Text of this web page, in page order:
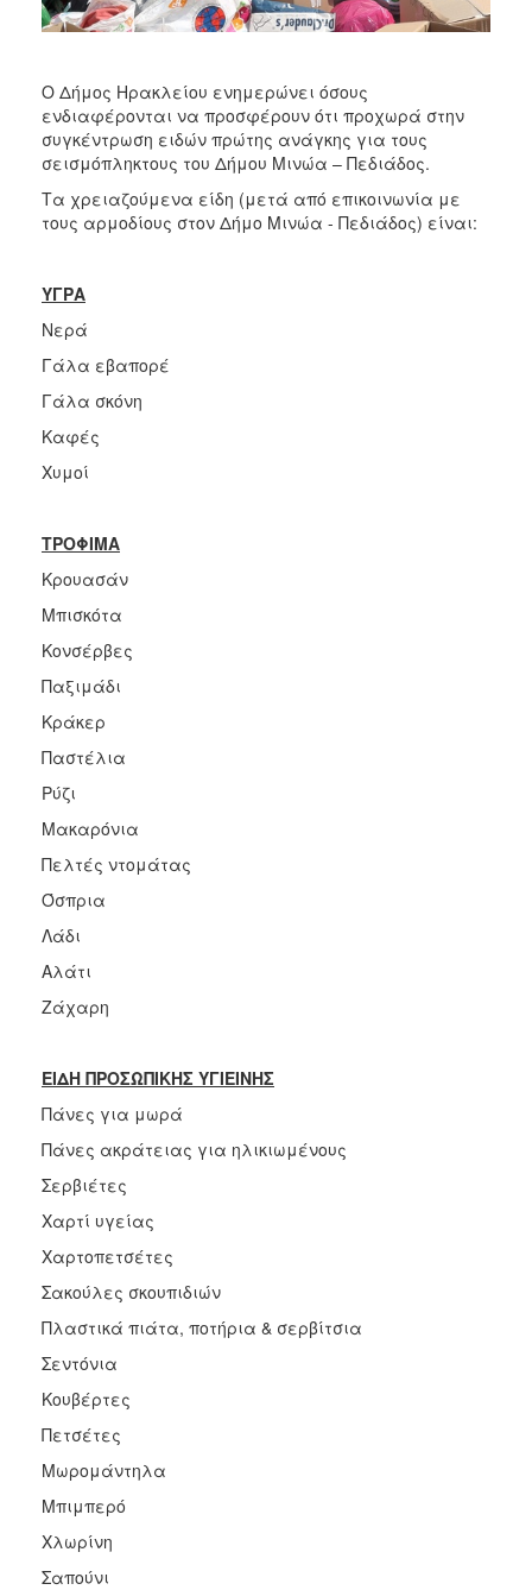
Ο Δήμος Ηρακλείου ενημερώνει όσους
ενδιαφέρονται να προσφέρουν ότι προχωρά στην
συγκέντρωση ειδών πρώτης ανάγκης για τους
σεισμόπληκτους του Δήμου Μινώα – Πεδιάδος.
Τα χρειαζούμενα είδη (μετά από επικοινωνία με
τους αρμοδίους στον Δήμο Μινώα - Πεδιάδος) είναι:
ΥΓΡΑ
Νερά
Γάλα εβαπορέ
Γάλα σκόνη
Καφές
Χυμοί
ΤΡΟΦΙΜΑ
Κρουασάν
Μπισκότα
Κονσέρβες
Παξιμάδι
Κράκερ
Παστέλια
Ρύζι
Μακαρόνια
Πελτές ντομάτας
Όσπρια
Λάδι
Αλάτι
Ζάχαρη
ΕΙΔΗ ΠΡΟΣΩΠΙΚΗΣ ΥΓΙΕΙΝΗΣ
Πάνες για μωρά
Πάνες ακράτειας για ηλικιωμένους
Σερβιέτες
Χαρτί υγείας
Χαρτοπετσέτες
Σακούλες σκουπιδιών
Πλαστικά πιάτα, ποτήρια & σερβίτσια
Σεντόνια
Κουβέρτες
Πετσέτες
Μωρομάντηλα
Μπιμπερό
Χλωρίνη
Σαπούνι